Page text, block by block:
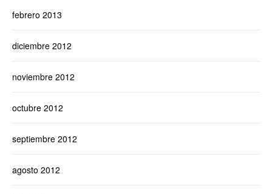
febrero 2013
diciembre 2012
noviembre 2012
octubre 2012
septiembre 2012
agosto 2012